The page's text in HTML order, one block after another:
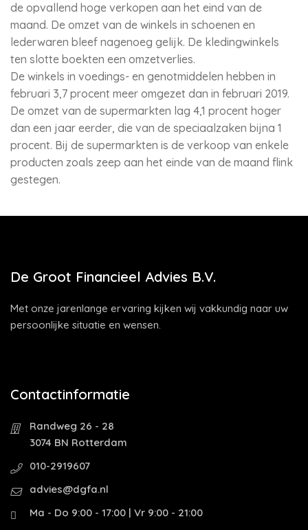
de opvallend hoge verkopen aan het eind van de
maand. De omzet van de winkels in schoenen en
lederwaren bleef nagenoeg gelijk. De kledingwinkels
ten slotte boekten een omzetverlies.
De winkels in voedings- en genotmiddelen hebben in
februari 3,7 procent meer omgezet dan in februari 2019.
De omzet van de supermarkten lag 4,1 procent hoger
dan een jaar eerder, die van de speciaalzaken bijna 1
procent. Bij de supermarkten is de verkoop van enkele
producten zoals zeep aan het einde van de maand flink
gestegen.
De Groot Financieel Advies B.V.
Met onze jarenlange ervaring kijken wij vakkundig naar uw
persoonlijke situatie en wensen.
Contactinformatie
Randweg 26 - 28
3074 BN Rotterdam
010-2919607
advies@dgfa.nl
Ma - Do 9:00 - 17:00 | Vr 9:00 - 21:00